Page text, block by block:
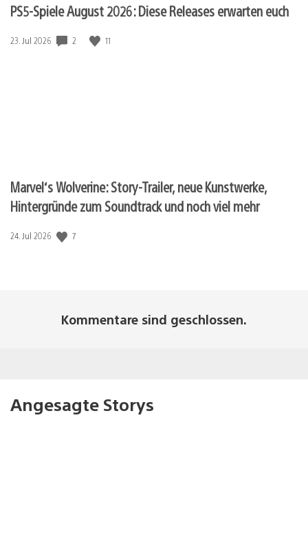
PS5-Spiele August 2026: Diese Releases erwarten euch
Veröffentlichungsdatum:
23. Jul 2026 2 11
Marvel‘s Wolverine: Story-Trailer, neue Kunstwerke,
Hintergründe zum Soundtrack und noch viel mehr
Veröffentlichungsdatum:
24. Jul 2026 7
Kommentare sind geschlossen.
Angesagte Storys